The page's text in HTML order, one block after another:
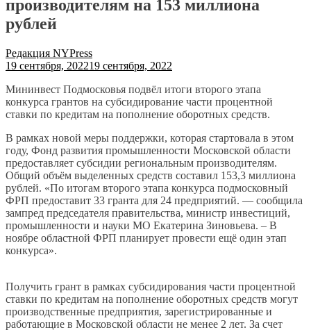
производителям на 153 миллиона
рублей
Редакция NYPress
19 сентября, 202219 сентября, 2022
Мининвест Подмосковья подвёл итоги второго этапа
конкурса грантов на субсидирование части процентной
ставки по кредитам на пополнение оборотных средств.
В рамках новой меры поддержки, которая стартовала в этом
году, Фонд развития промышленности Московской области
предоставляет субсидии региональным производителям.
Общий объём выделенных средств составил 153,3 миллиона
рублей. «По итогам второго этапа конкурса подмосковный
ФРП предоставит 33 гранта для 24 предприятий. — сообщила
зампред председателя правительства, министр инвестиций,
промышленности и науки МО Екатерина Зиновьева. – В
ноябре областной ФРП планирует провести ещё один этап
конкурса».
Получить грант в рамках субсидирования части процентной
ставки по кредитам на пополнение оборотных средств могут
производственные предприятия, зарегистрированные и
работающие в Московской области не менее 2 лет. За счет